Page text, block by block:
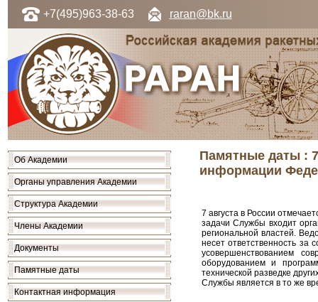
+7(495)963-38-63 raran@bk.ru
Об Академии
Органы управления Академии
Структура Академии
Члены Академии
Документы
Памятные даты
Контактная информация
Памятные даты :
информации
7 августа в России
задачи Службы входит
региональной властей.
несет ответственность за
усовершенствованием
оборудованием и
технической разведке
Службы является в то же